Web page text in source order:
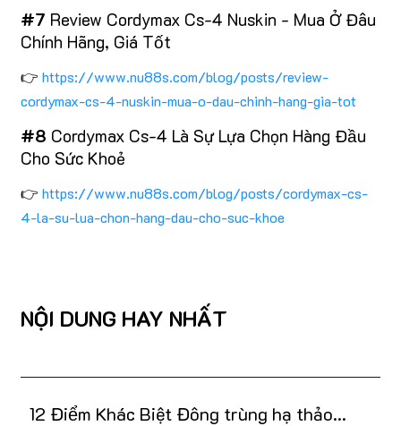
#7 Review Cordymax Cs-4 Nuskin - Mua Ở Đâu
Chính Hãng, Giá Tốt
👉 https://www.nu88s.com/blog/posts/review-
cordymax-cs-4-nuskin-mua-o-dau-chinh-hang-gia-tot
#8 Cordymax Cs-4 Là Sự Lựa Chọn Hàng Đầu
Cho Sức Khoẻ
👉 https://www.nu88s.com/blog/posts/cordymax-cs-
4-la-su-lua-chon-hang-dau-cho-suc-khoe
NỘI DUNG HAY NHẤT
12 Điểm Khác Biệt Đông trùng hạ thảo